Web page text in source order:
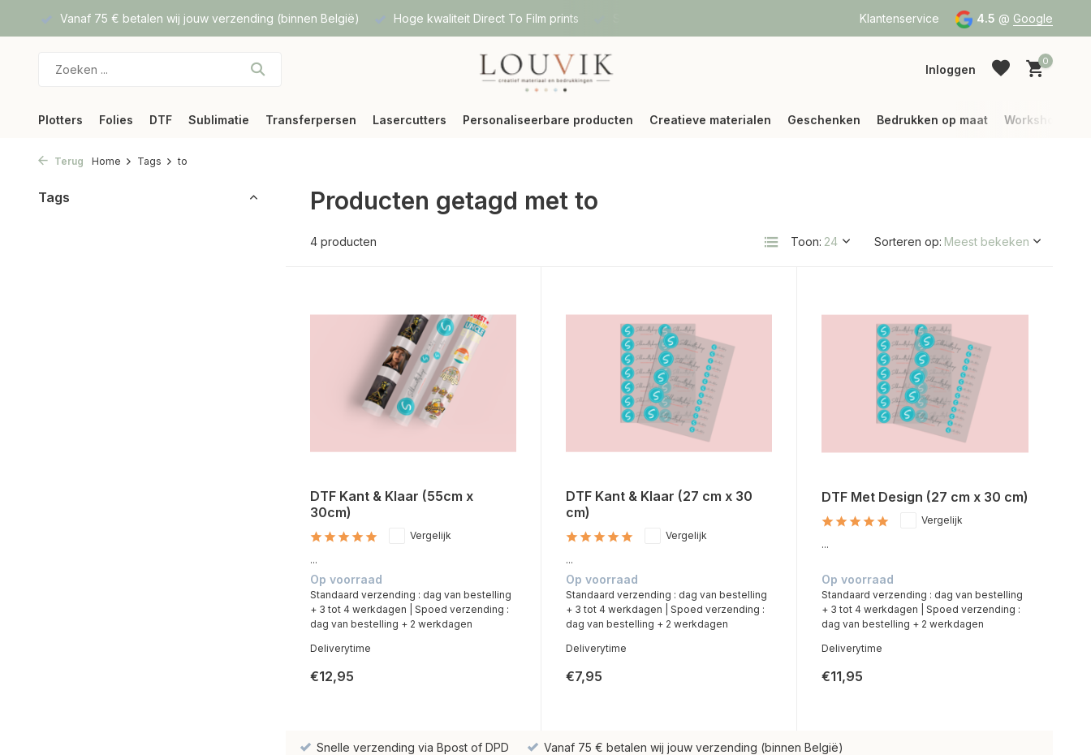
Vanaf 75 € betalen wij jouw verzending (binnen België) Hoge kwaliteit Direct To Film prints Vanaf 75 € betalen wij jouw verzending
Klantenservice 4.5 @ Google
Inloggen
0
Plotters Folies DTF Sublimatie Transferpersen Lasercutters Personaliseerbare producten Creatieve materialen Geschenken Bedrukken op maat Workshops
Terug Home Tags to
Tags Producten getagd met to
4 producten Toon: Sorteren op:
DTF Kant & Klaar (55cm x
30cm)
Vergelijk
...
Op voorraad
Standaard verzending : dag van bestelling
+ 3 tot 4 werkdagen | Spoed verzending :
dag van bestelling + 2 werkdagen
Deliverytime
€12,95
DTF Kant & Klaar (27 cm x 30
cm)
Vergelijk
...
Op voorraad
Standaard verzending : dag van bestelling
+ 3 tot 4 werkdagen | Spoed verzending :
dag van bestelling + 2 werkdagen
Deliverytime
€7,95
DTF Met Design (27 cm x 30 cm)
Vergelijk
...
Op voorraad
Standaard verzending : dag van bestelling
+ 3 tot 4 werkdagen | Spoed verzending :
dag van bestelling + 2 werkdagen
Deliverytime
€11,95
Snelle verzending via Bpost of DPD
Vanaf 75 € betalen wij jouw verzending (binnen België)